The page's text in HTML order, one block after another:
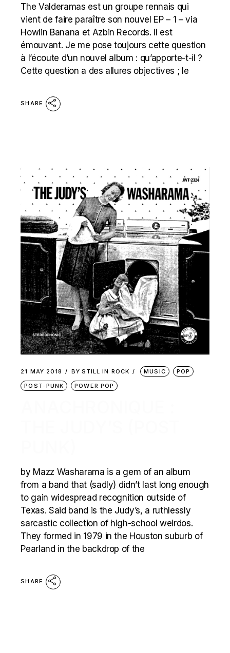
The Valderamas est un groupe rennais qui
vient de faire paraître son nouvel EP – 1 – via
Howlin Banana et Azbin Records. Il est
émouvant. Je me pose toujours cette question
à l’écoute d’un nouvel album : qu’apporte-t-il ?
Cette question a des allures objectives ; le
SHARE
21 MAY 2018 BY STILL IN ROCK MUSIC
POP
POST-PUNK
POWER POP
by Mazz Washarama is a gem of an album
from a band that (sadly) didn’t last long enough
to gain widespread recognition outside of
Texas. Said band is the Judy’s, a ruthlessly
sarcastic collection of high-school weirdos.
They formed in 1979 in the Houston suburb of
Pearland in the backdrop of the
SHARE